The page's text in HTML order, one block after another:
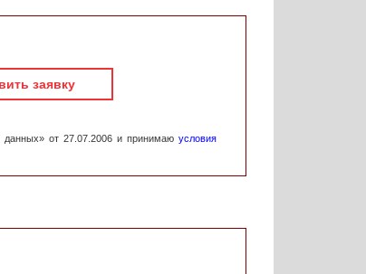
заявку
от 27.07.2006 и принимаю условия